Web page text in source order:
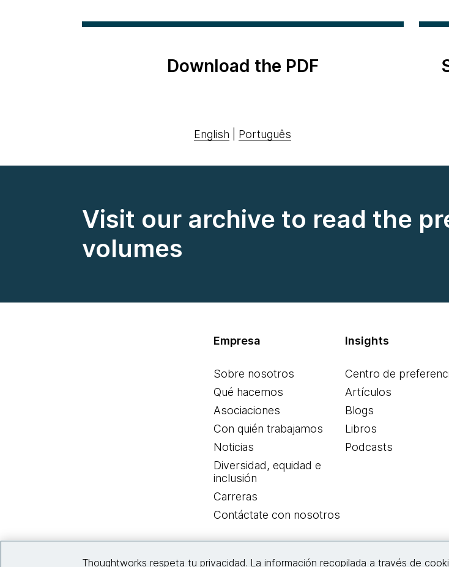
Download the PDF
English Português
Visit our archive to read the
volumes
Empresa
Sobre nosotros
Qué hacemos
Asociaciones
Con quién trabajamos
Noticias
Diversidad, equidad e
inclusión
Carreras
Contáctate con nosotros
Insights
Centro de
Artículos
Blogs
Libros
Podcasts
Thoughtworks respeta tu privacidad. La información recopilada a través de